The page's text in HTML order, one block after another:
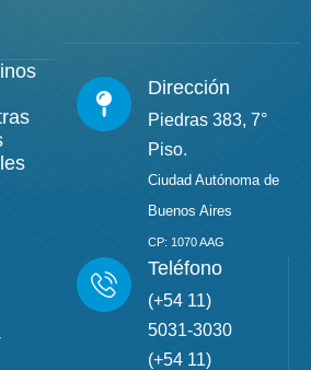
Dirección
Piedras 383, 7°
Piso.
Ciudad Autónoma de
Buenos Aires
CP: 1070 AAG
Teléfono
(+54 11)
5031-3030
(+54 11)